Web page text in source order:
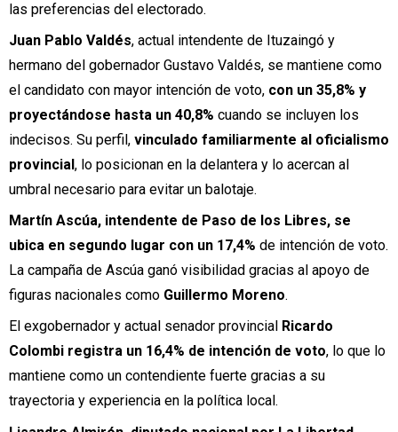
las preferencias del electorado.
Juan Pablo Valdés, actual intendente de Ituzaingó y
hermano del gobernador Gustavo Valdés, se mantiene como
el candidato con mayor intención de voto, con un 35,8% y
proyectándose hasta un 40,8% cuando se incluyen los
indecisos. Su perfil, vinculado familiarmente al oficialismo
provincial, lo posicionan en la delantera y lo acercan al
umbral necesario para evitar un balotaje.
Martín Ascúa, intendente de Paso de los Libres, se
ubica en segundo lugar con un 17,4% de intención de voto.
La campaña de Ascúa ganó visibilidad gracias al apoyo de
figuras nacionales como Guillermo Moreno.
El exgobernador y actual senador provincial Ricardo
Colombi registra un 16,4% de intención de voto, lo que lo
mantiene como un contendiente fuerte gracias a su
trayectoria y experiencia en la política local.